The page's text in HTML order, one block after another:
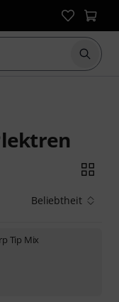
Suche
Beliebtheit
Tip Mix